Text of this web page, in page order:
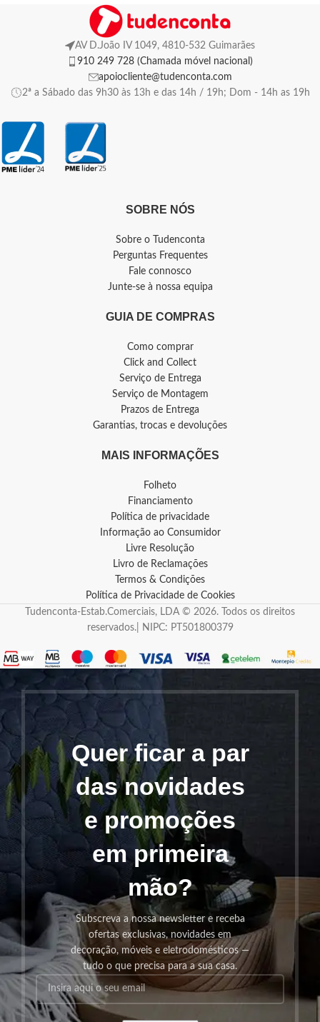
AV D.João IV 1049, 4810-532 Guimarães
910 249 728 (Chamada móvel nacional)
apoiocliente@tudenconta.com
2ª a Sábado das 9h30 às 13h e das 14h / 19h; Dom - 14h as 19h
SOBRE NÓS
Sobre o Tudenconta
Perguntas Frequentes
Fale connosco
Junte-se à nossa equipa
GUIA DE COMPRAS
Como comprar
Click and Collect
Serviço de Entrega
Serviço de Montagem
Prazos de Entrega
Garantias, trocas e devoluções
MAIS INFORMAÇÕES
Folheto
Financiamento
Política de privacidade
Informação ao Consumidor
Livre Resolução
Livro de Reclamações
Termos & Condições
Política de Privacidade de Cookies
Tudenconta-Estab.Comerciais, LDA © 2026. Todos os direitos
reservados.| NIPC: PT501800379
Quer ficar a par
das novidades
e promoções
em primeira
mão?
Subscreva a nossa newsletter e receba
ofertas exclusivas, novidades em
decoração, móveis e eletrodomésticos —
tudo o que precisa para a sua casa.